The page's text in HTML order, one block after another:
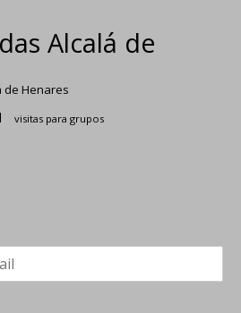
Alcalá de
de Henares
visitas para grupos